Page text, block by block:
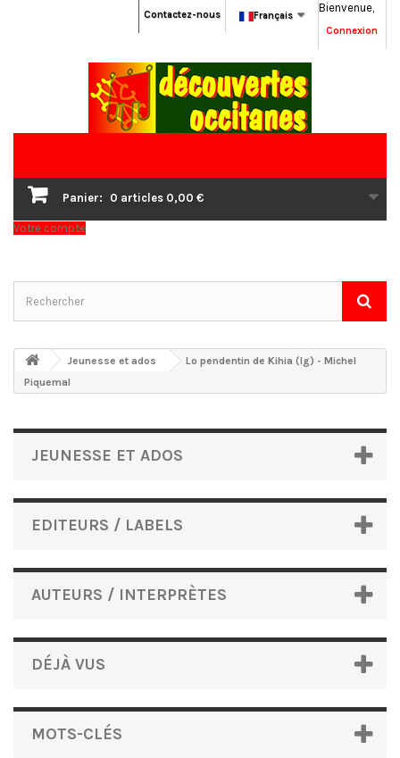
Bienvenue,
Connexion
Français
Contactez-nous
Panier: 0 articles 0,00 €
Votre compte
Jeunesse et ados
Lo pendentin de Kihia (lg) - Michel
Piquemal
JEUNESSE ET ADOS
EDITEURS / LABELS
AUTEURS / INTERPRÈTES
DÉJÀ VUS
MOTS-CLÉS